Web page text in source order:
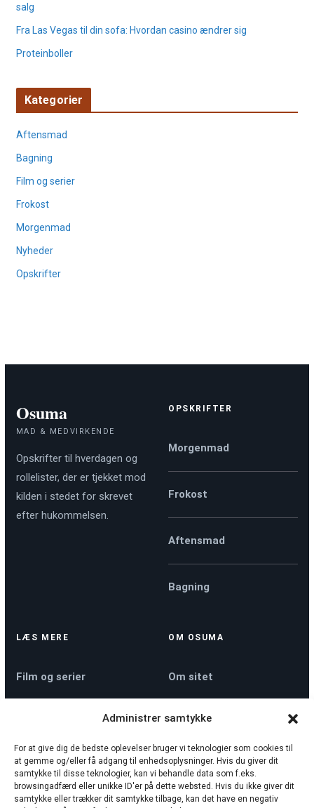
Administrer samtykke
For at give dig de bedste oplevelser bruger vi teknologier som cookies til
at gemme og/eller få adgang til enhedsoplysninger. Hvis du giver dit
samtykke til disse teknologier, kan vi behandle data som f.eks.
browsingadfærd eller unikke ID'er på dette websted. Hvis du ikke giver dit
samtykke eller trækker dit samtykke tilbage, kan det have en negativ
salg
Fra Las Vegas til din sofa: Hvordan casino ændrer sig
Proteinboller
Kategorier
Aftensmad
Bagning
Film og serier
Frokost
Morgenmad
Nyheder
Opskrifter
Osuma
MAD & MEDVIRKENDE
Opskrifter til hverdagen og
rollelister, der er tjekket mod
kilden i stedet for skrevet
efter hukommelsen.
OPSKRIFTER
Morgenmad
Frokost
Aftensmad
Bagning
LÆS MERE
Film og serier
Nyheder
OM OSUMA
Om sitet
Kontakt
Privatlivspolitik